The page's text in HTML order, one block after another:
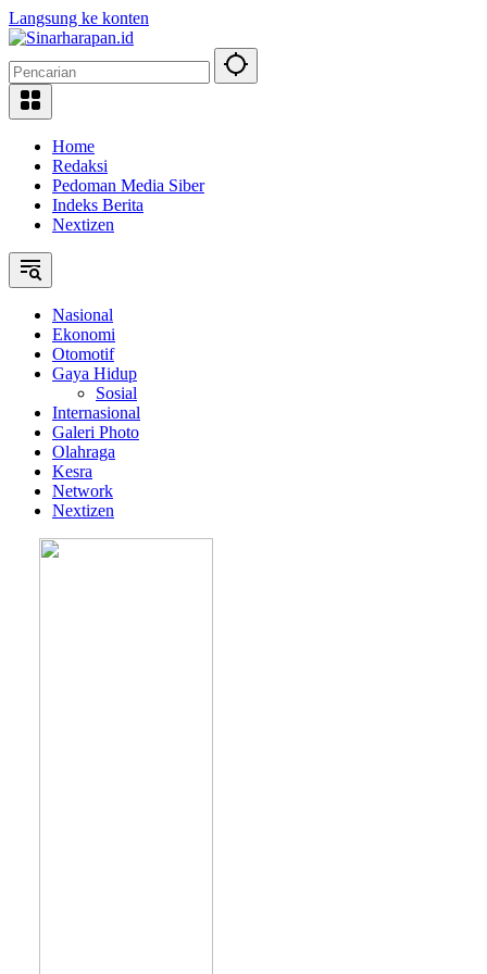
Langsung ke konten
Home
Redaksi
Pedoman Media Siber
Indeks Berita
Nextizen
Nasional
Ekonomi
Otomotif
Gaya Hidup
Sosial
Internasional
Galeri Photo
Olahraga
Kesra
Network
Nextizen